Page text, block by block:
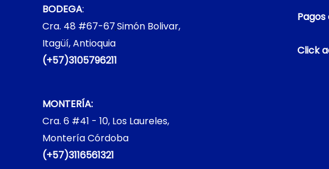
BODEGA:
Cra. 48 #67-67,Simón Bolivar,
Itagüí, Antioquia
(+57)3105796211
MONTERÍA:
Cra. 6 #41 - 10, Los Laureles,
Montería Córdoba
(+57)3116561321
Pagos
Click